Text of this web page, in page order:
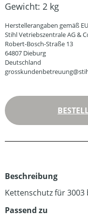
Gewicht: 2 kg
Herstellerangaben gemäß
Stihl Vetriebszentrale AG &
Robert-Bosch-Straße 13
64807 Dieburg
Deutschland
Beschreibung
Kettenschutz für 3003
Passend zu